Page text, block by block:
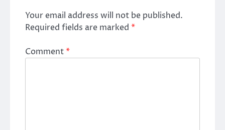
Your email address will not be published.
Required fields are marked *
Comment*